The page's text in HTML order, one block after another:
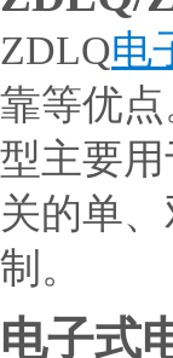
ZDLQ电
靠等优
型主要
关的单
制。
电子式